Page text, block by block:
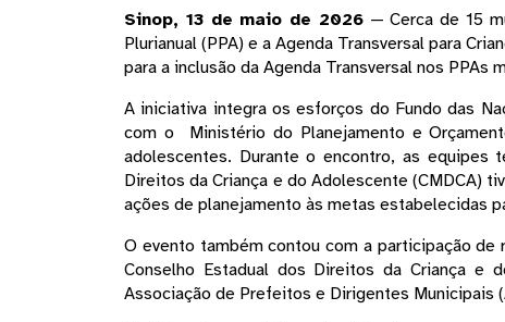
Sinop, 13 de maio de 2026 — Cerca de 15
Plurianual (PPA) e a Agenda Transversal para
para a inclusão da Agenda Transversal nos
A iniciativa integra os esforços do Fundo das
com o  Ministério do Planejamento e
adolescentes. Durante o encontro, as equipes
Direitos da Criança e do Adolescente (CMDCA)
ações de planejamento às metas estabelecidas
O evento também contou com a participação
Conselho Estadual dos Direitos da Criança e
Associação de Prefeitos e Dirigentes Municipais